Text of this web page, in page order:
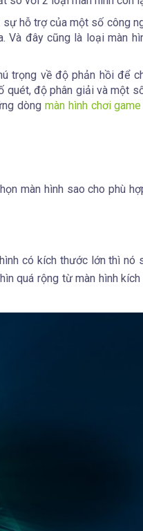
sự hỗ trợ của một số công
Và đây cũng là loại màn
trọng về độ phản hồi để
quét, độ phân giải và một
dòng màn hình chơi game
màn hình sao cho phù
có kích thước lớn thì nó
quá rộng từ màn hình